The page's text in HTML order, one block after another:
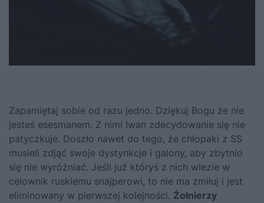
Zapamiętaj sobie od razu jedno. Dziękuj Bogu że nie
jesteś esesmanem. Z nimi Iwan zdecydowanie się nie
patyczkuje. Doszło nawet do tego, że chłopaki z SS
musieli zdjąć swoje dystynkcje i galony, aby zbytnio
się nie wyróżniać. Jeśli już któryś z nich wlezie w
celownik ruskiemu snajperowi, to nie ma zmiłuj i jest
eliminowany w pierwszej kolejności. Żołnierzy